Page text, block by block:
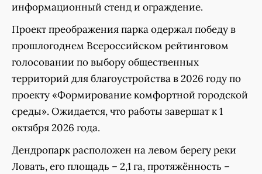
информационный стенд и ограждение.
Проект преображения парка одержал победу в
прошлогоднем Всероссийском рейтинговом
голосовании по выбору общественных
территорий для благоустройства в 2026 году по
проекту «Формирование комфортной городской
среды». Ожидается, что работы завершат к 1
октября 2026 года.
Дендропарк расположен на левом берегу реки
Ловать, его площадь – 2,1 га, протяжённость –